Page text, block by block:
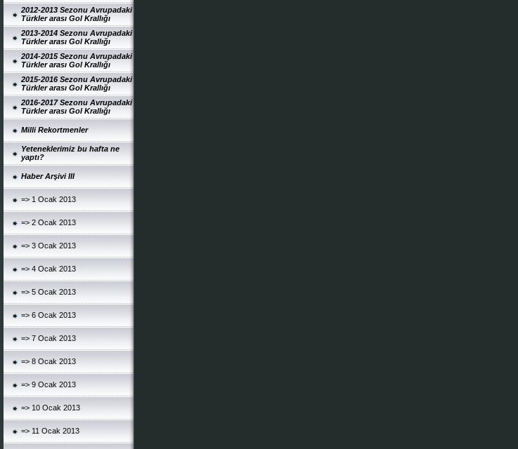
2012-2013 Sezonu Avrupadaki
Türkler arası Gol Krallığı
2013-2014 Sezonu Avrupadaki
Türkler arası Gol Krallığı
2014-2015 Sezonu Avrupadaki
Türkler arası Gol Krallığı
2015-2016 Sezonu Avrupadaki
Türkler arası Gol Krallığı
2016-2017 Sezonu Avrupadaki
Türkler arası Gol Krallığı
Milli Rekortmenler
Yeteneklerimiz bu hafta ne
yaptı?
Haber Arşivi III
=> 1 Ocak 2013
=> 2 Ocak 2013
=> 3 Ocak 2013
=> 4 Ocak 2013
=> 5 Ocak 2013
=> 6 Ocak 2013
=> 7 Ocak 2013
=> 8 Ocak 2013
=> 9 Ocak 2013
=> 10 Ocak 2013
=> 11 Ocak 2013